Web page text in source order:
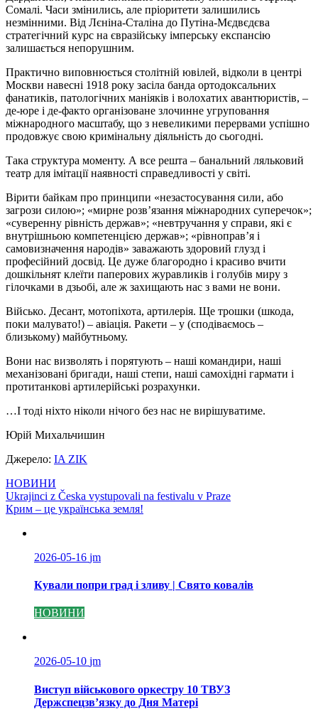
Сомалі. Часи змінились, але пріоритети залишились
незмінними. Від Лєніна-Сталіна до Путіна-Мєдвєдєва
стратегічний курс на євразійську імперську експансію
залишається непорушним.
Практично виповнюється столітній ювілей, відколи в центрі
Москви навесні 1918 року засіла банда ортодоксальних
фанатиків, патологічних маніяків і волохатих авантюристів, –
де-юре і де-факто організоване злочинне угруповання
міжнародного масштабу, що з невеликими перервами успішно
продовжує свою кримінальну діяльність до сьогодні.
Така структура моменту. А все решта – банальний ляльковий
театр для імітації наявності справедливості у світі.
Вірити байкам про принципи «незастосування сили, або
загрози силою»; «мирне розв’язання міжнародних суперечок»;
«суверенну рівність держав»; «невтручання у справи, які є
внутрішньою компетенцією держав»; «рівноправ’я і
самовизначення народів» заважають здоровий глузд і
професійний досвід. Це дуже благородно і красиво вчити
дошкільнят клеїти паперових журавликів і голубів миру з
гілочками в дзьобі, але ж захищають нас з вами не вони.
Військо. Десант, мотопіхота, артилерія. Ще трошки (шкода,
поки малувато!) – авіація. Ракети – у (сподіваємось –
близькому) майбутньому.
Вони нас визволять і порятують – наші командири, наші
механізовані бригади, наші степи, наші самохідні гармати і
протитанкові артилерійські розрахунки.
…І тоді ніхто ніколи нічого без нас не вирішуватиме.
Юрій Михальчишин
Джерело: IA ZIK
НОВИНИ
Навігація
записів
Ukrajinci z Česka vystupovali na festivalu v Praze
Крим – це українська земля!
2026-05-16 jm
Кували попри град і зливу | Свято ковалів
НОВИНИ
2026-05-10 jm
Виступ військового оркестру 10 ТВУЗ
Держспецзв’язку до Дня Матері